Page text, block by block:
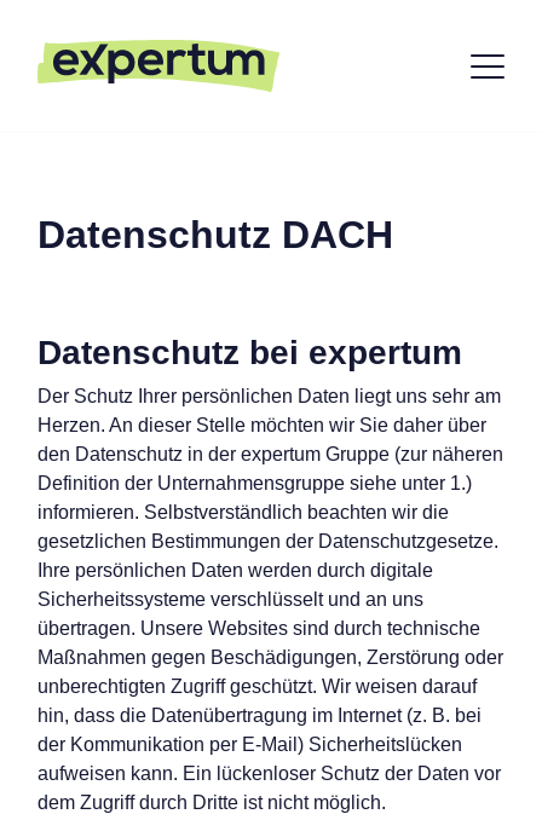
Datenschutz DACH
Datenschutz bei expertum
Der Schutz Ihrer persönlichen Daten liegt uns sehr am
Herzen. An dieser Stelle möchten wir Sie daher über
den Datenschutz in der expertum Gruppe (zur näheren
Definition der Unternahmensgruppe siehe unter 1.)
informieren. Selbstverständlich beachten wir die
gesetzlichen Bestimmungen der Datenschutzgesetze.
Ihre persönlichen Daten werden durch digitale
Sicherheitssysteme verschlüsselt und an uns
übertragen. Unsere Websites sind durch technische
Maßnahmen gegen Beschädigungen, Zerstörung oder
unberechtigten Zugriff geschützt. Wir weisen darauf
hin, dass die Datenübertragung im Internet (z. B. bei
der Kommunikation per E-Mail) Sicherheitslücken
aufweisen kann. Ein lückenloser Schutz der Daten vor
dem Zugriff durch Dritte ist nicht möglich.